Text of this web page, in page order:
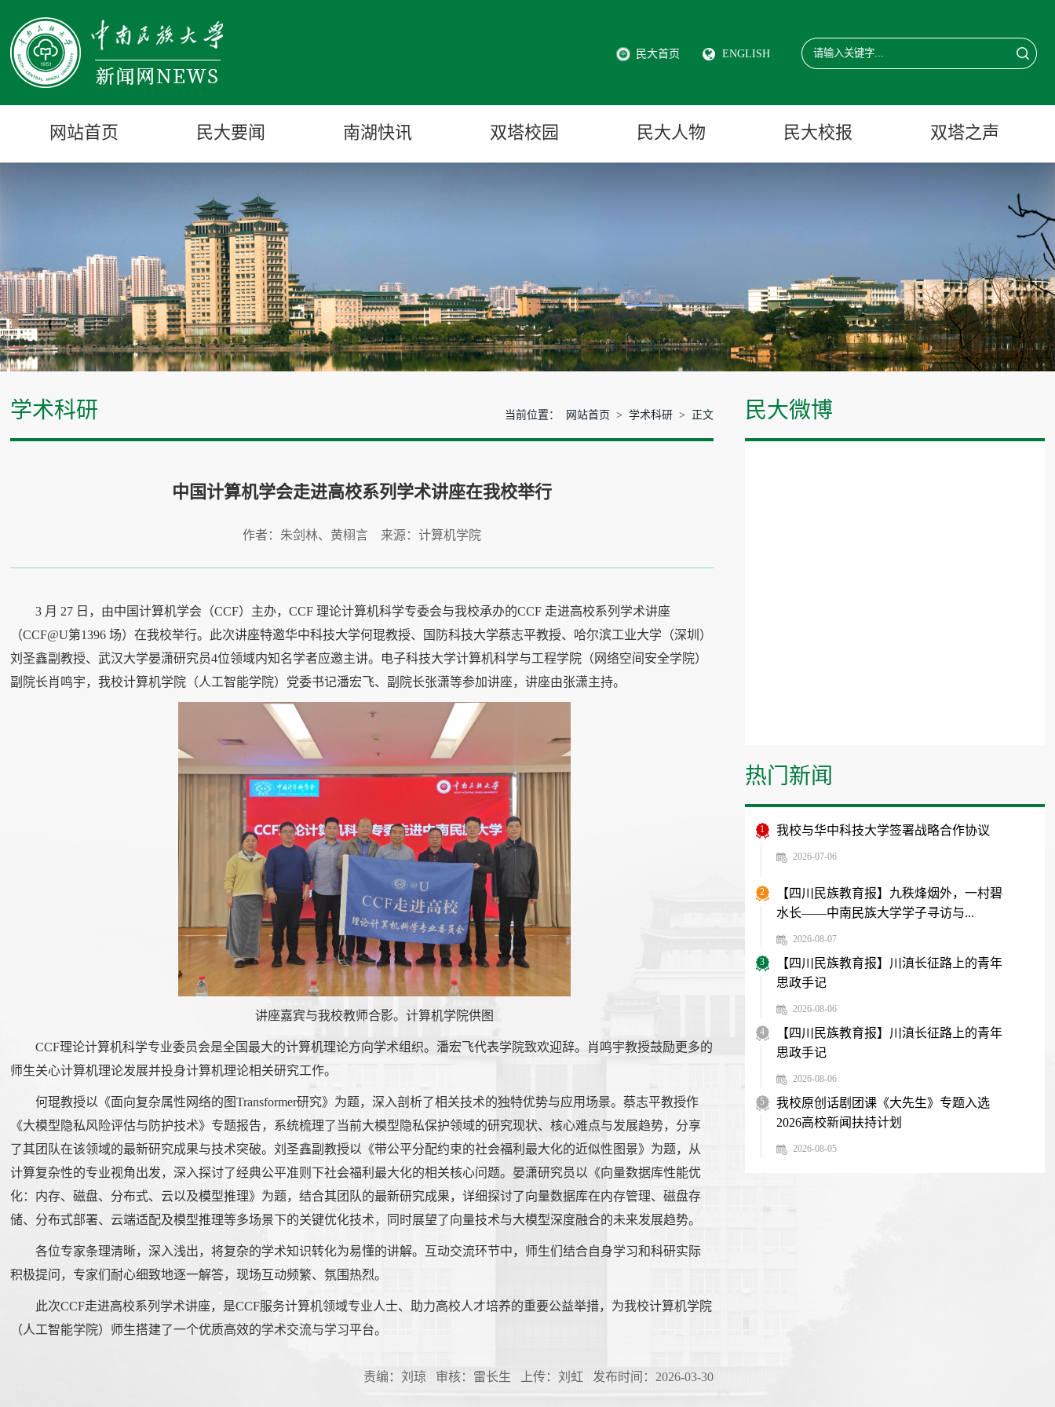
民大首页 ENGLISH
网站首页 民大要闻 南湖快讯 双塔校园 民大人物 民大校报 双塔之声
学术科研 当前位置： 网站首页 >学术科研 > 正文
中国计算机学会走进高校系列学术讲座在我校举行
作者：朱剑林、黄栩言 来源：计算机学院
3 月 27 日，由中国计算机学会（CCF）主办，CCF 理论计算机科学专委会与我校承办的CCF 走进高校系列学术讲座
（CCF@U第1396 场）在我校举行。此次讲座特邀华中科技大学何琨教授、国防科技大学蔡志平教授、哈尔滨工业大学（深圳）
刘圣鑫副教授、武汉大学晏潇研究员4位领域内知名学者应邀主讲。电子科技大学计算机科学与工程学院（网络空间安全学院）
副院长肖鸣宇，我校计算机学院（人工智能学院）党委书记潘宏飞、副院长张潇等参加讲座，讲座由张潇主持。
讲座嘉宾与我校教师合影。计算机学院供图
CCF理论计算机科学专业委员会是全国最大的计算机理论方向学术组织。潘宏飞代表学院致欢迎辞。肖鸣宇教授鼓励更多的
师生关心计算机理论发展并投身计算机理论相关研究工作。
何琨教授以《面向复杂属性网络的图Transformer研究》为题，深入剖析了相关技术的独特优势与应用场景。蔡志平教授作
《大模型隐私风险评估与防护技术》专题报告，系统梳理了当前大模型隐私保护领域的研究现状、核心难点与发展趋势，分享
了其团队在该领域的最新研究成果与技术突破。刘圣鑫副教授以《带公平分配约束的社会福利最大化的近似性图景》为题，从
计算复杂性的专业视角出发，深入探讨了经典公平准则下社会福利最大化的相关核心问题。晏潇研究员以《向量数据库性能优
化：内存、磁盘、分布式、云以及模型推理》为题，结合其团队的最新研究成果，详细探讨了向量数据库在内存管理、磁盘存
储、分布式部署、云端适配及模型推理等多场景下的关键优化技术，同时展望了向量技术与大模型深度融合的未来发展趋势。
各位专家条理清晰，深入浅出，将复杂的学术知识转化为易懂的讲解。互动交流环节中，师生们结合自身学习和科研实际
积极提问，专家们耐心细致地逐一解答，现场互动频繁、氛围热烈。
此次CCF走进高校系列学术讲座，是CCF服务计算机领域专业人士、助力高校人才培养的重要公益举措，为我校计算机学院
（人工智能学院）师生搭建了一个优质高效的学术交流与学习平台。
责编：刘琼 审核：雷长生 上传：刘虹 发布时间：2026-03-30
民大微博
热门新闻
1 我校与华中科技大学签署战略合作协议
2026-07-06
2
【四川民族教育报】九秩烽烟外，一村碧
水长——中南民族大学学子寻访与...
2026-08-07
3
【四川民族教育报】川滇长征路上的青年
思政手记
2026-08-06
4
【四川民族教育报】川滇长征路上的青年
思政手记
2026-08-06
5
我校原创话剧团课《大先生》专题入选
2026高校新闻扶持计划
2026-08-05